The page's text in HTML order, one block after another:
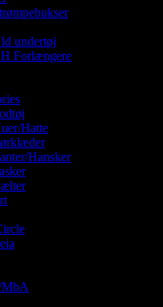
undertøj
Forlængere
Hatte
Hansker
MbA